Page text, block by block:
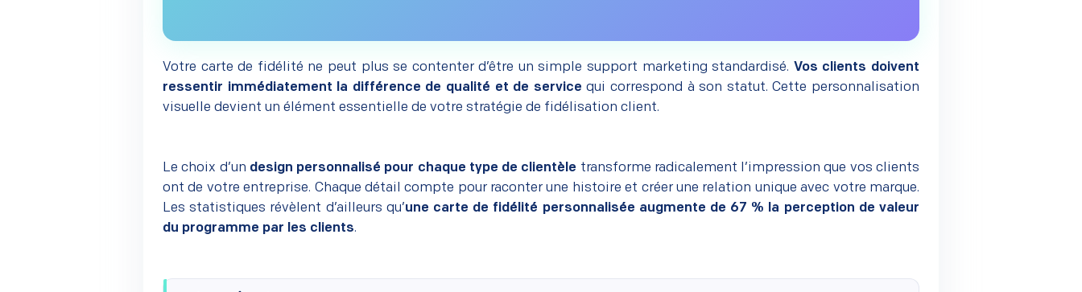
Votre carte de fidélité ne peut plus se contenter d’être un simple support marketing standardisé. Vos clients doivent
ressentir immédiatement la différence de qualité et de servicequi correspond à son statut. Cette personnalisation
visuelle devient un élément essentielle de votre stratégie de fidélisation client.
Le choix d’un design personnalisé pour chaque type de clientèle transforme radicalement l’impression que vos clients
ont de votre entreprise. Chaque détail compte pour raconter une histoire et créer une relation unique avec votre marque.
Les statistiques révèlent d’ailleurs qu’une carte de fidélité personnalisée augmente de 67 % la perception de valeur
du programme par les clients.